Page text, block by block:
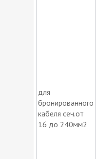
для
бронированного
кабеля сеч.от
16 до 240мм2